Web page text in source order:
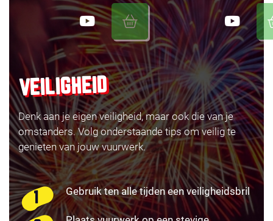
VEILIGHEID
Denk aan je eigen veiligheid, maar ook die van je
omstanders. Volg onderstaande tips om veilig te
genieten van jouw vuurwerk.
Gebruik ten alle tijden een veiligheidsbril